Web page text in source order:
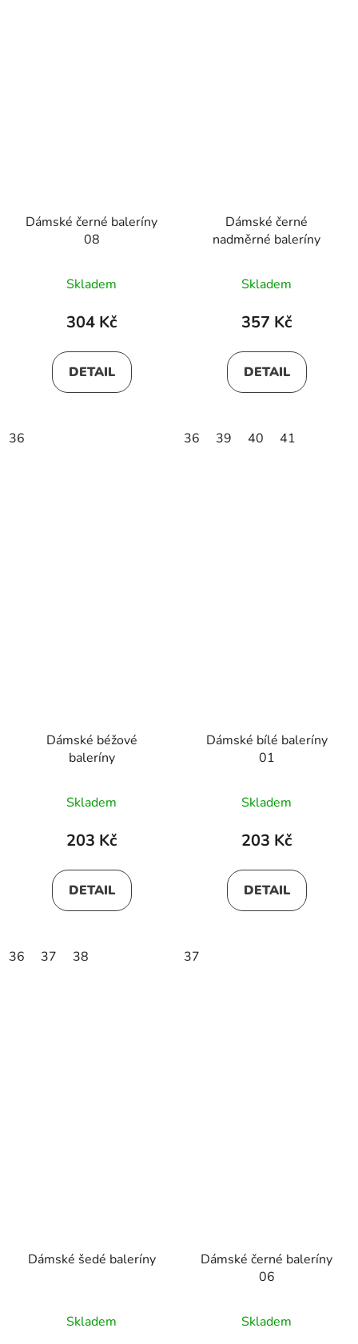
Dámské černé baleríny
08
Skladem
304 Kč
DETAIL
36
Dámské černé
nadměrné baleríny
Skladem
357 Kč
DETAIL
36 39 40 41
Dámské béžové
baleríny
Skladem
203 Kč
DETAIL
36 37 38
Dámské bílé baleríny
01
Skladem
203 Kč
DETAIL
37
Dámské šedé baleríny
Skladem
Dámské černé baleríny
06
Skladem